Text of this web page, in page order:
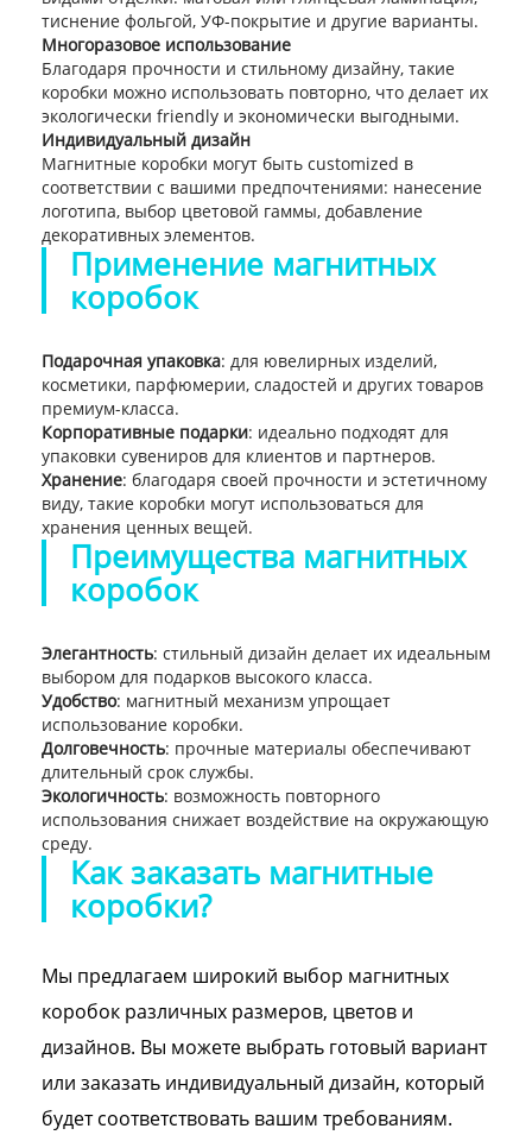
тиснение фольгой, УФ-покрытие и другие варианты.
Многоразовое использование
Благодаря прочности и стильному дизайну, такие
коробки можно использовать повторно, что делает их
экологически friendly и экономически выгодными.
Индивидуальный дизайн
Магнитные коробки могут быть customized в
соответствии с вашими предпочтениями: нанесение
логотипа, выбор цветовой гаммы, добавление
декоративных элементов.
Применение магнитных
коробок
Подарочная упаковка: для ювелирных изделий,
косметики, парфюмерии, сладостей и других товаров
премиум-класса.
Корпоративные подарки: идеально подходят для
упаковки сувениров для клиентов и партнеров.
Хранение: благодаря своей прочности и эстетичному
виду, такие коробки могут использоваться для
хранения ценных вещей.
Преимущества магнитных
коробок
Элегантность: стильный дизайн делает их идеальным
выбором для подарков высокого класса.
Удобство: магнитный механизм упрощает
использование коробки.
Долговечность: прочные материалы обеспечивают
длительный срок службы.
Экологичность: возможность повторного
использования снижает воздействие на окружающую
среду.
Как заказать магнитные
коробки?
Мы предлагаем широкий выбор магнитных
коробок различных размеров, цветов и
дизайнов. Вы можете выбрать готовый вариант
или заказать индивидуальный дизайн, который
будет соответствовать вашим требованиям.